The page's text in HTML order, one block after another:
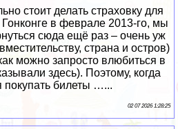
стоит делать страховку для
в феврале 2013-го, мы
сюда ещё раз – очень уж
страна и остров)
можно запросто влюбиться в
здесь). Поэтому, когда
билеты …...
02 07 2026 1:28:25